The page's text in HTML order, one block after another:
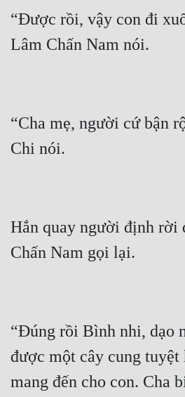
“Được rồi, vậy con đi
“Cha mẹ, người cứ bận
Hắn quay người định
“Đúng rồi Bình nhi, dạo
được một cây cung tuyệt
mang đến cho con. Cha